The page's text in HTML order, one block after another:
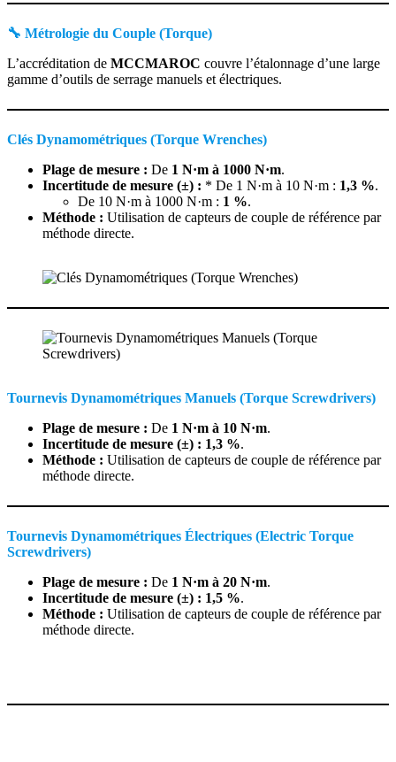
🔧 Métrologie du Couple (Torque)
L’accréditation de MCCMAROC couvre l’étalonnage d’une large
gamme d’outils de serrage manuels et électriques.
Clés Dynamométriques (Torque Wrenches)
Plage de mesure : De 1 N·m à 1000 N·m.
Incertitude de mesure (±) : * De 1 N·m à 10 N·m : 1,3 %.
De 10 N·m à 1000 N·m : 1 %.
Méthode : Utilisation de capteurs de couple de référence par
méthode directe.
Tournevis Dynamométriques Manuels (Torque Screwdrivers)
Plage de mesure : De 1 N·m à 10 N·m.
Incertitude de mesure (±) : 1,3 %.
Méthode : Utilisation de capteurs de couple de référence par
méthode directe.
Tournevis Dynamométriques Électriques (Electric Torque
Screwdrivers)
Plage de mesure : De 1 N·m à 20 N·m.
Incertitude de mesure (±) : 1,5 %.
Méthode : Utilisation de capteurs de couple de référence par
méthode directe.